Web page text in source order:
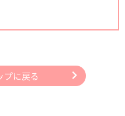
プに戻る